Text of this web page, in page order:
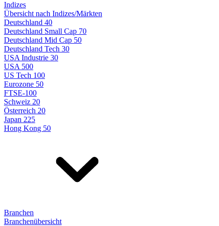
Indizes
Übersicht nach Indizes/Märkten
Deutschland 40
Deutschland Small Cap 70
Deutschland Mid Cap 50
Deutschland Tech 30
USA Industrie 30
USA 500
US Tech 100
Eurozone 50
FTSE-100
Schweiz 20
Österreich 20
Japan 225
Hong Kong 50
Branchen
Branchenübersicht